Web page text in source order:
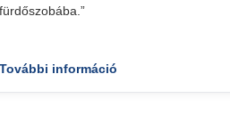
fürdőszobába.”
További információ